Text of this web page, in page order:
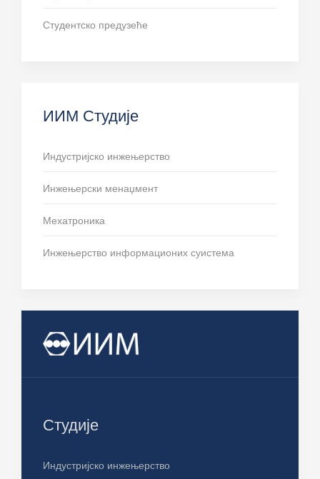
Студентско предузеће
ИИМ Студије
Индустријско инжењерство
Инжењерски менаџмент
Мехатроника
Инжењерство информационих суистема
Студије
Индустријско инжењерство